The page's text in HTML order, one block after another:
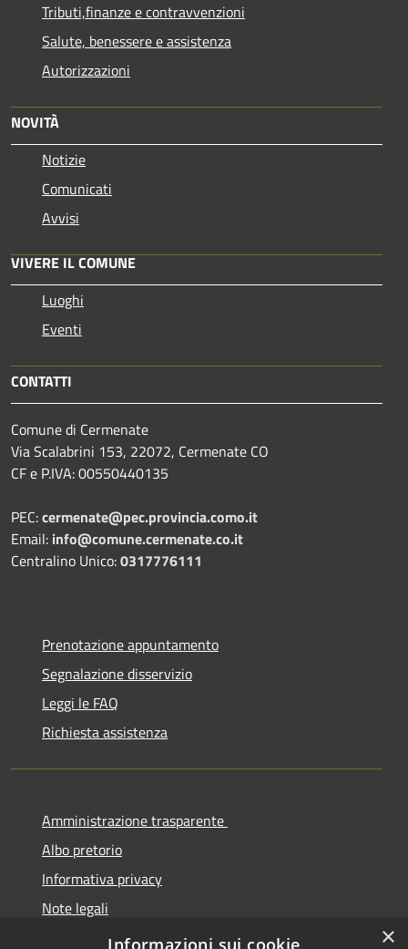
Tributi,finanze e contravvenzioni
Salute, benessere e assistenza
Autorizzazioni
NOVITÀ
Notizie
Comunicati
Avvisi
VIVERE IL COMUNE
Luoghi
Eventi
CONTATTI
Comune di Cermenate
Via Scalabrini 153, 22072, Cermenate CO
CF e P.IVA: 00550440135
PEC:cermenate@pec.provincia.como.it
Email: info@comune.cermenate.co.it
Centralino Unico:0317776111
Prenotazione appuntamento
Segnalazione disservizio
Leggi le FAQ
Richiesta assistenza
Amministrazione trasparente
Albo pretorio
Informativa privacy
Note legali
Dichiarazione di accessibilità
×
Informazioni sui cookie